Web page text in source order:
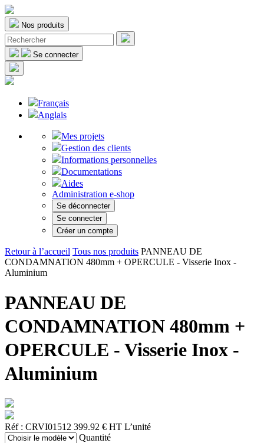
Nos produits
Se connecter
Français
Anglais
Mes projets
Gestion des clients
Informations personnelles
Documentations
Aides
Administration e-shop
Se déconnecter
Se connecter
Créer un compte
Retour à l’accueil Tous nos produits PANNEAU DE
CONDAMNATION 480mm + OPERCULE - Visserie Inox -
Aluminium
PANNEAU DE
CONDAMNATION 480mm +
OPERCULE - Visserie Inox -
Aluminium
Réf : CRVI01512 399.92 € HT L’unité
Quantité